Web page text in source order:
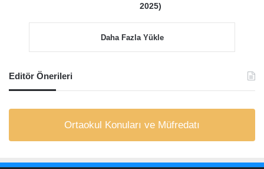
2025)
Daha Fazla Yükle
Editör Önerileri
Ortaokul Konuları ve Müfredatı